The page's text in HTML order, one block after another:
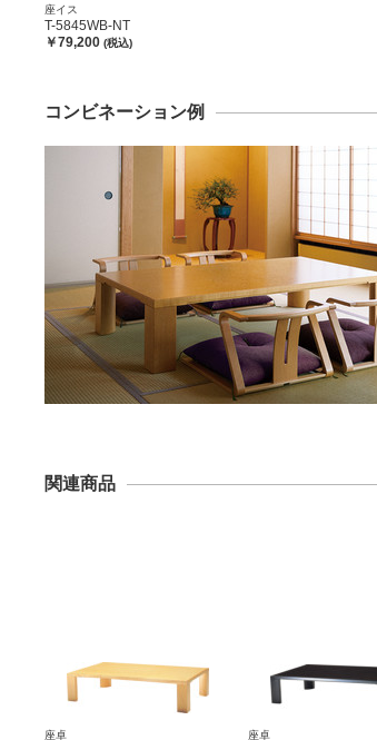
座イス
T-5845WB-NT
￥79,200 (税込)
コンビネーション例
関連商品
座卓 座卓